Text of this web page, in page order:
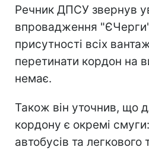
Речник ДПСУ звернув
впровадження
присутності всіх
перетинати кордон на
немає.
Також він уточнив, що
кордону є окремі
автобусів та легкового